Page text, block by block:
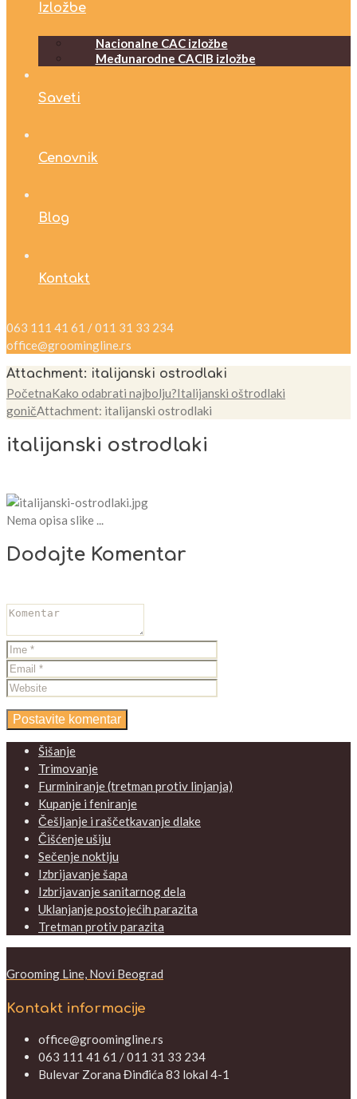
Izložbe
Nacionalne CAC izložbe
Međunarodne CACIB izložbe
Saveti
Cenovnik
Blog
Kontakt
063 111 41 61 / 011 31 33 234
office@groomingline.rs
Attachment: italijanski ostrodlaki
PočetnaKako odabrati najbolju?Italijanski oštrodlaki
goničAttachment: italijanski ostrodlaki
italijanski ostrodlaki
Nema opisa slike ...
Dodajte Komentar
Šišanje
Trimovanje
Furminiranje (tretman protiv linjanja)
Kupanje i feniranje
Češljanje i raščetkavanje dlake
Čišćenje ušiju
Sečenje noktiju
Izbrijavanje šapa
Izbrijavanje sanitarnog dela
Uklanjanje postojećih parazita
Tretman protiv parazita
Grooming Line, Novi Beograd
Kontakt informacije
office@groomingline.rs
063 111 41 61 / 011 31 33 234
Bulevar Zorana Đinđića 83 lokal 4-1